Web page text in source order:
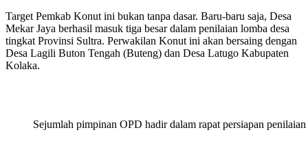
Target Pemkab Konut ini bukan tanpa dasar. Baru-baru saja, Desa
Mekar Jaya berhasil masuk tiga besar dalam penilaian lomba desa
tingkat Provinsi Sultra. Perwakilan Konut ini akan bersaing dengan
Desa Lagili Buton Tengah (Buteng) dan Desa Latugo Kabupaten
Kolaka.
Sejumlah pimpinan OPD hadir dalam rapat persiapan